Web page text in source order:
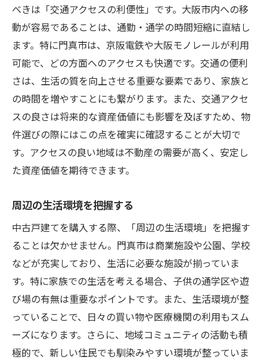
購入前に周辺環境を実際に見学する
費用の見積もりを事前に確認する
ローンの選択肢を比較検討する
購入後の維持費を把握する
門真市の地域特性を生かした中古戸建て選びの
極意
地元密着型の不動産業者を利用する
地域のイベント情報を活用する
歴史的背景を持つエリアに注目する
自然環境との調和を考える
地域の発展計画を参考にする
門真市で理想の中古戸建てを見つけるためのス
テップ
ライフスタイルに合った条件を整理する
市場の動向を把握する
複数の物件を比較検討する
購入手続きの流れを理解する
べきは「交通アクセスの利便性」です。大阪市内への移
動が容易であることは、通勤・通学の時間短縮に直結し
ます。特に門真市は、京阪電鉄や大阪モノレールが利用
可能で、どの方面へのアクセスも快適です。交通の便利
さは、生活の質を向上させる重要な要素であり、家族と
の時間を増やすことにも繋がります。また、交通アクセ
スの良さは将来的な資産価値にも影響を及ぼすため、物
件選びの際にはこの点を確実に確認することが大切で
す。アクセスの良い地域は不動産の需要が高く、安定し
た資産価値を期待できます。
周辺の生活環境を把握する
中古戸建てを購入する際、「周辺の生活環境」を把握す
ることは欠かせません。門真市は商業施設や公園、学校
などが充実しており、生活に必要な施設が揃っていま
す。特に家族での生活を考える場合、子供の通学区や遊
び場の有無は重要なポイントです。また、生活環境が整
っていることで、日々の買い物や医療機関の利用もスム
ーズになります。さらに、地域コミュニティの活動も積
極的で、新しい住民でも馴染みやすい環境が整っていま